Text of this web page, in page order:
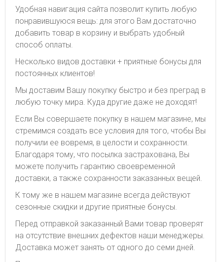
Удобная навигация сайта позволит купить любую
понравившуюся вещь: для этого Вам достаточно
добавить товар в корзину и выбрать удобный
способ оплаты.
Несколько видов доставки + приятные бонусы для
постоянных клиентов!
Мы доставим Вашу покупку быстро и без преград в
любую точку мира. Куда другие даже не доходят!
Если Вы совершаете покупку в нашем магазине, мы
стремимся создать все условия для того, чтобы Вы
получили ее вовремя, в целости и сохранности.
Благодаря тому, что посылка застрахована, Вы
можете получить гарантию своевременной
доставки, а также сохранности заказанных вещей.
К тому же в нашем магазине всегда действуют
сезонные скидки и другие приятные бонусы.
Перед отправкой заказанный Вами товар проверят
на отсутствие внешних дефектов наши менеджеры.
Доставка может занять от одного до семи дней.